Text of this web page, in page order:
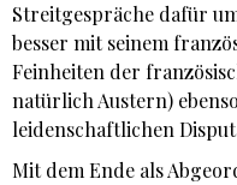
Streitgespräche dafür
besser mit seinem
Feinheiten der
natürlich Austern)
leidenschaftlichen
Mit dem Ende als